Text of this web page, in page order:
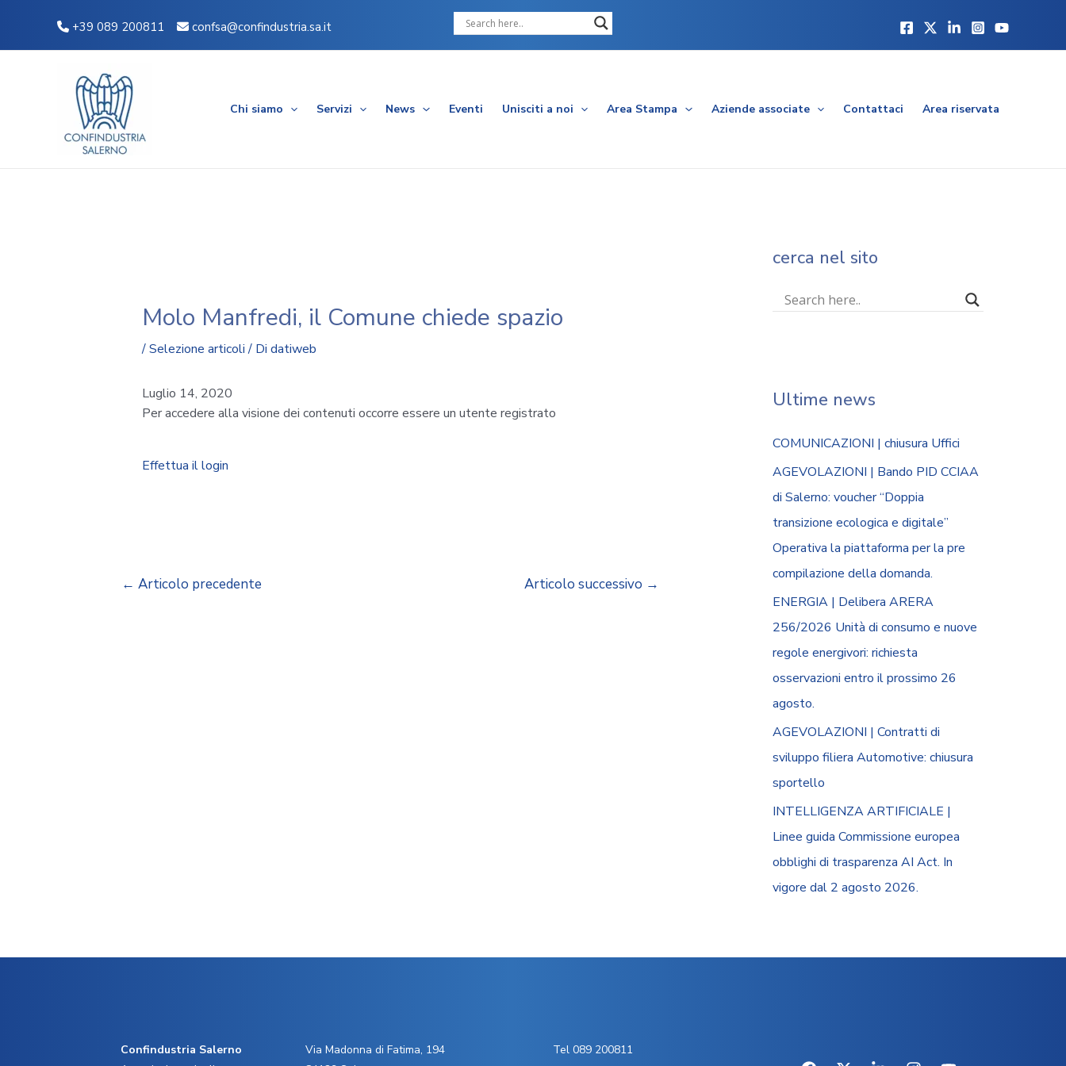
contenuto
+39 089 200811 confsa@confindustria.sa.it
Chi siamo Servizi News Eventi Unisciti a noi Area Stampa Aziende associate Contattaci Area riservata
Molo Manfredi, il Comune chiede spazio
/Selezione articoli/ Di datiweb
Luglio 14, 2020
Per accedere alla visione dei contenuti occorre essere un utente registrato
Effettua il login
articoli
← Articolo precedente Articolo successivo →
cerca nel sito
Ultime news
COMUNICAZIONI | chiusura Uffici
AGEVOLAZIONI | Bando PID CCIAA
di Salerno: voucher “Doppia
transizione ecologica e digitale”
Operativa la piattaforma per la pre
compilazione della domanda.
ENERGIA | Delibera ARERA
256/2026 Unità di consumo e nuove
regole energivori: richiesta
osservazioni entro il prossimo 26
agosto.
AGEVOLAZIONI | Contratti di
sviluppo filiera Automotive: chiusura
sportello
INTELLIGENZA ARTIFICIALE |
Linee guida Commissione europea
obblighi di trasparenza AI Act. In
vigore dal 2 agosto 2026.
Confindustria Salerno
Via Madonna di Fatima, 194
Tel 089 200811